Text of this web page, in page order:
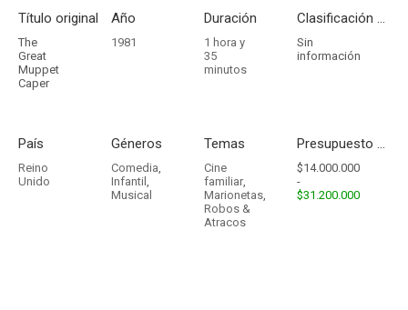
Título original
The
Great
Muppet
Caper
Año
1981
Duración
1 hora y
35
minutos
Clasificación por edades
Sin
información
País
Reino
Unido
Géneros
Comedia,
Infantil ,
Musical
Temas
Cine
familiar,
Marionetas,
Robos &
Atracos
Presupuesto - Ingresos
$14.000.000
-
$31.200.000